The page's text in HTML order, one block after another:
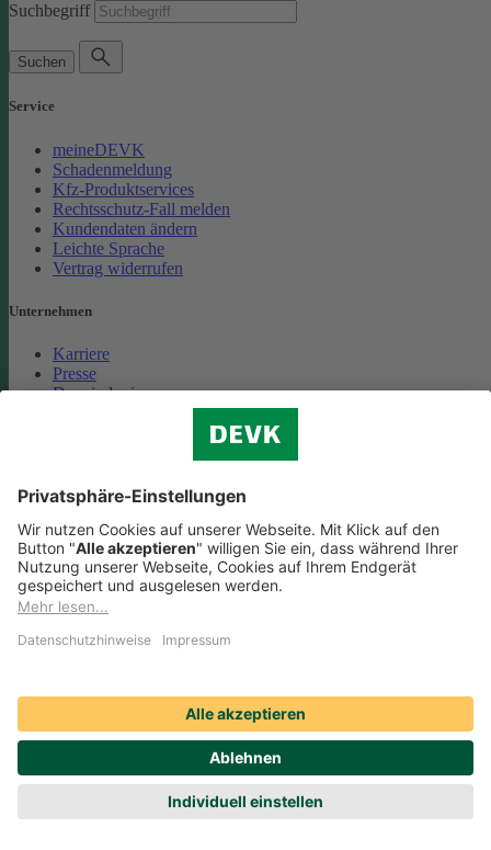
Suchbegriff
Suchen
Service
meineDEVK
Schadenmeldung
Kfz-Produktservices
Rechtsschutz-Fall melden
Kundendaten ändern
Leichte Sprache
Vertrag widerrufen
Unternehmen
Karriere
Presse
Das sind wir
Partnerschaft Deutsche Bahn
Nachhaltigkeit
Streitbeilegung
EU-Transparenzverordnung
Compliance